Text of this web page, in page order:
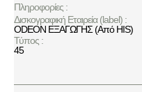
Πληροφορίες :
Δισκογραφική Εταιρεία (label) :
ODEON ΕΞΑΓΩΓΗΣ (Από HIS)
Τύπος :
45